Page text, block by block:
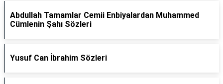
Abdullah Tamamlar Cemii Enbiyalardan Muhammed
Cümlenin Şahı Sözleri
Yusuf Can İbrahim Sözleri